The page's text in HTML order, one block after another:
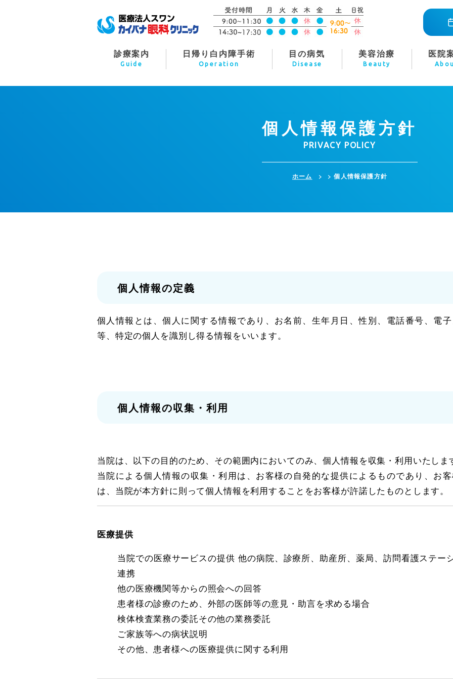
診療案内
Guide
日帰り白内障手術
Operation
目の病気
Disease
美容治療
Beauty
医院
個人情報保護方針
PRIVACY POLICY
ホーム >個人情報保護方針
個人情報の定義
個人情報とは、個人に関する情報であり、お名前、生年月日、性別、電話番号、電
等、特定の個人を識別し得る情報をいいます。
個人情報の収集・利用
当院は、以下の目的のため、その範囲内においてのみ、個人情報を収集・利用いたしま
当院による個人情報の収集・利用は、お客様の自発的な提供によるものであり、お
は、当院が本方針に則って個人情報を利用することをお客様が許諾したものとします。
医療提供
当院での医療サービスの提供 他の病院、診療所、助産所、薬局、訪問看護ステー
連携
他の医療機関等からの照会への回答
患者様の診療のため、外部の医師等の意見・助言を求める場合
検体検査業務の委託その他の業務委託
ご家族等への病状説明
その他、患者様への医療提供に関する利用